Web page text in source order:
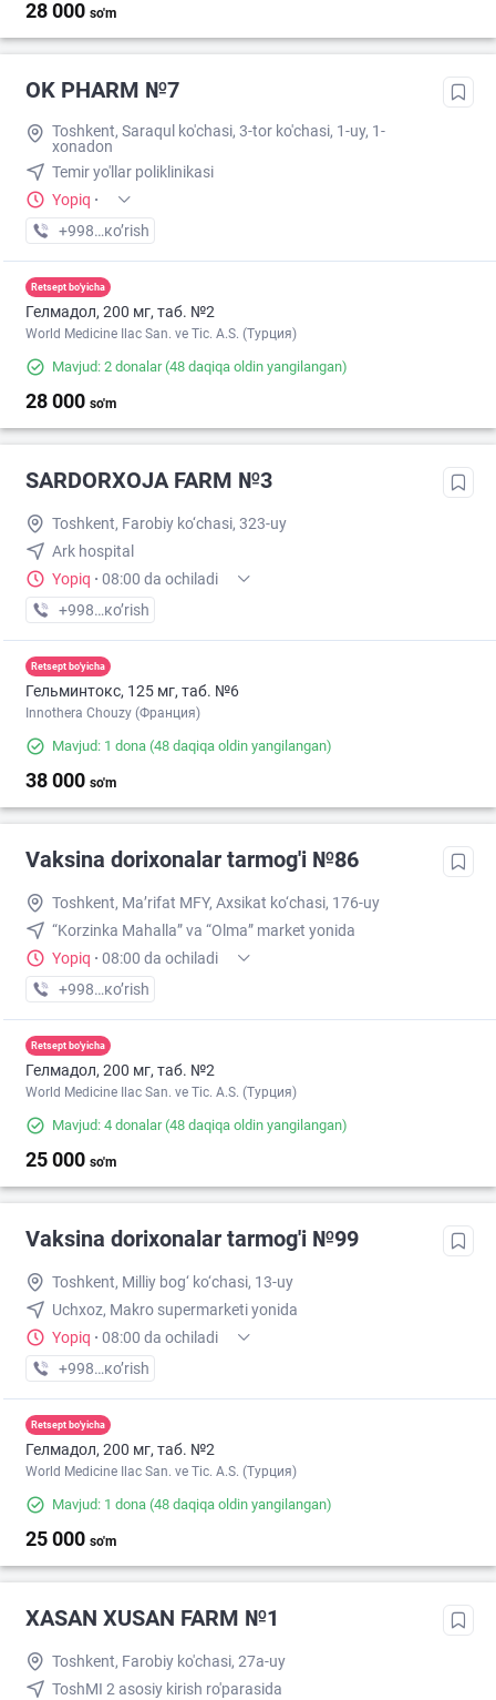
28 000 so'm
OK PHARM №7
Toshkent, Saraqul ko'chasi, 3-tor ko'chasi, 1-uy, 1-
xonadon
Temir yo'llar poliklinikasi
Yopiq ·
+998 (90) XXX-XX-XX
кo’rish
Retsept bo'yicha
Гелмадол, 200 мг, таб. №2
World Medicine Ilac San. ve Tic. A.S. (Турция)
Mavjud: 2 donalar(48 daqiqa oldin yangilangan)
28 000 so'm
SARDORXOJA FARM №3
Toshkent, Farobiy ko‘chasi, 323-uy
Ark hospital
Yopiq · 08:00 da ochiladi
+998 (77) XXX-XX-XX
кo’rish
Retsept bo'yicha
Гельминтокс, 125 мг, таб. №6
Innothera Chouzy (Франция)
Mavjud: 1 dona (48 daqiqa oldin yangilangan)
38 000 so'm
Vaksina dorixonalar tarmog'i №86
Toshkent, Ma’rifat MFY, Axsikat ko‘chasi, 176-uy
“Korzinka Mahalla” va “Olma” market yonida
Yopiq · 08:00 da ochiladi
+998 (77) XXX-XX-XX
кo’rish
Retsept bo'yicha
Гелмадол, 200 мг, таб. №2
World Medicine Ilac San. ve Tic. A.S. (Турция)
Mavjud: 4 donalar(48 daqiqa oldin yangilangan)
25 000 so'm
Vaksina dorixonalar tarmog'i №99
Toshkent, Milliy bog‘ ko‘chasi, 13-uy
Uchxoz, Makro supermarketi yonida
Yopiq · 08:00 da ochiladi
+998 (77) XXX-XX-XX
кo’rish
Retsept bo'yicha
Гелмадол, 200 мг, таб. №2
World Medicine Ilac San. ve Tic. A.S. (Турция)
Mavjud: 1 dona (48 daqiqa oldin yangilangan)
25 000 so'm
XASAN XUSAN FARM №1
Toshkent, Farobiy ko'chasi, 27a-uy
ToshMI 2 asosiy kirish ro'parasida